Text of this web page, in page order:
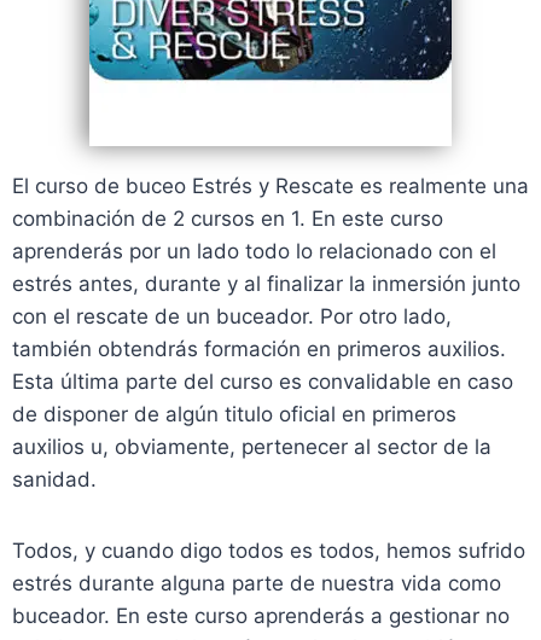
El curso de buceo Estrés y Rescate es realmente una
combinación de 2 cursos en 1. En este curso
aprenderás por un lado todo lo relacionado con el
estrés antes, durante y al finalizar la inmersión junto
con el rescate de un buceador. Por otro lado,
también obtendrás formación en primeros auxilios.
Esta última parte del curso es convalidable en caso
de disponer de algún titulo oficial en primeros
auxilios u, obviamente, pertenecer al sector de la
sanidad.
Todos, y cuando digo todos es todos, hemos sufrido
estrés durante alguna parte de nuestra vida como
buceador. En este curso aprenderás a gestionar no